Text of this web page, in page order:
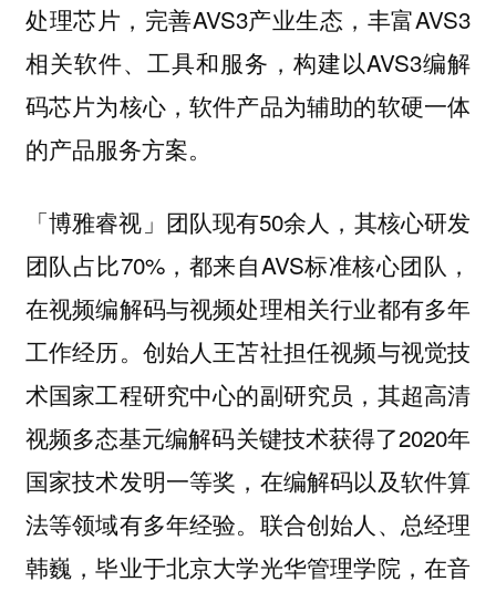
处理芯片，完善AVS3产业生态，丰富AVS3
相关软件、工具和服务，构建以AVS3编解
码芯片为核心，软件产品为辅助的软硬一体
的产品服务方案。
「博雅睿视」团队现有50余人，其核心研发
团队占比70%，都来自AVS标准核心团队，
在视频编解码与视频处理相关行业都有多年
工作经历。创始人王苫社担任视频与视觉技
术国家工程研究中心的副研究员，其超高清
视频多态基元编解码关键技术获得了2020年
国家技术发明一等奖，在编解码以及软件算
法等领域有多年经验。联合创始人、总经理
韩巍，毕业于北京大学光华管理学院，在音